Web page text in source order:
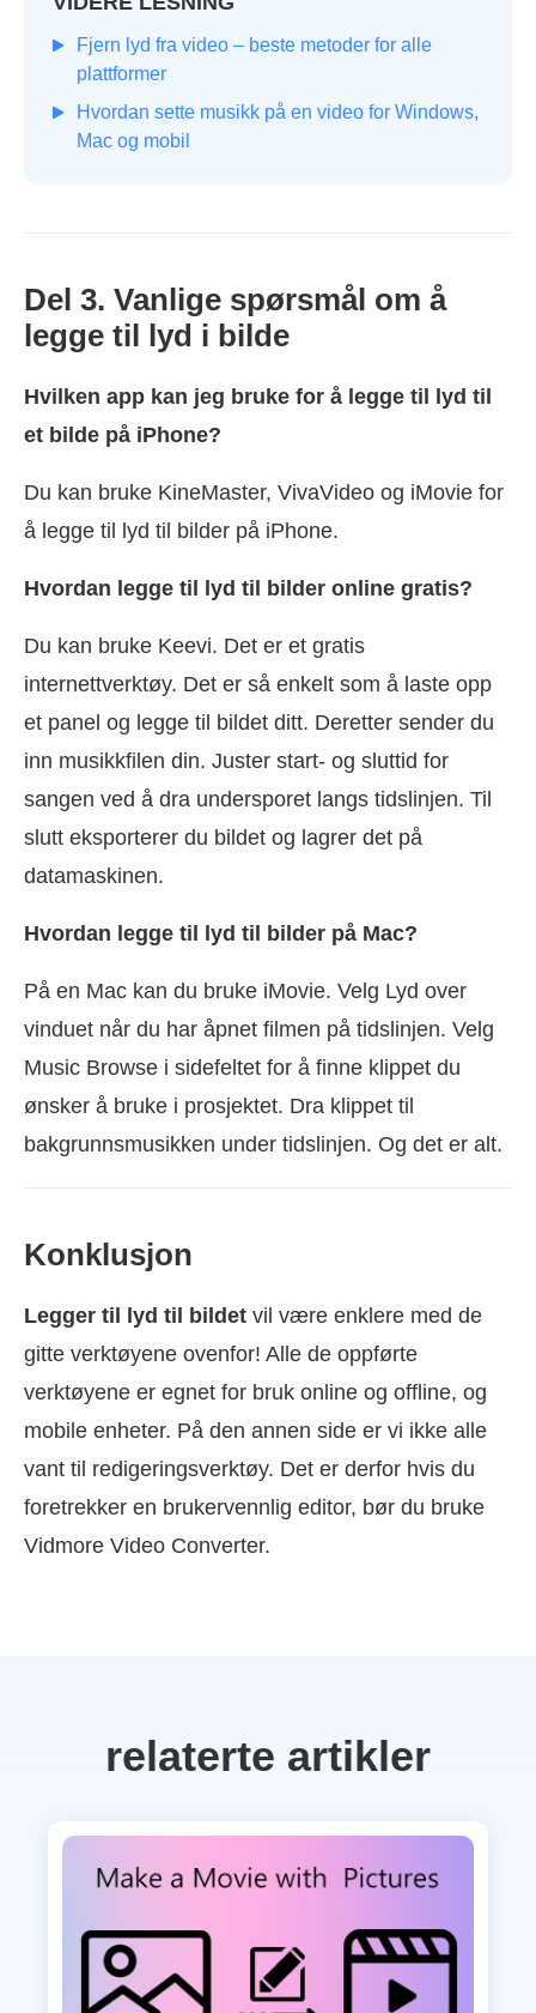
Fjern lyd fra video – beste metoder for alle
plattformer
Hvordan sette musikk på en video for Windows,
Mac og mobil
Del 3. Vanlige spørsmål om å
legge til lyd i bilde
Hvilken app kan jeg bruke for å legge til lyd til
et bilde på iPhone?
Du kan bruke KineMaster, VivaVideo og iMovie for
å legge til lyd til bilder på iPhone.
Hvordan legge til lyd til bilder online gratis?
Du kan bruke Keevi. Det er et gratis
internettverktøy. Det er så enkelt som å laste opp
et panel og legge til bildet ditt. Deretter sender du
inn musikkfilen din. Juster start- og sluttid for
sangen ved å dra undersporet langs tidslinjen. Til
slutt eksporterer du bildet og lagrer det på
datamaskinen.
Hvordan legge til lyd til bilder på Mac?
På en Mac kan du bruke iMovie. Velg Lyd over
vinduet når du har åpnet filmen på tidslinjen. Velg
Music Browse i sidefeltet for å finne klippet du
ønsker å bruke i prosjektet. Dra klippet til
bakgrunnsmusikken under tidslinjen. Og det er alt.
Konklusjon
Legger til lyd til bildet vil være enklere med de
gitte verktøyene ovenfor! Alle de oppførte
verktøyene er egnet for bruk online og offline, og
mobile enheter. På den annen side er vi ikke alle
vant til redigeringsverktøy. Det er derfor hvis du
foretrekker en brukervennlig editor, bør du bruke
Vidmore Video Converter.
relaterte artikler